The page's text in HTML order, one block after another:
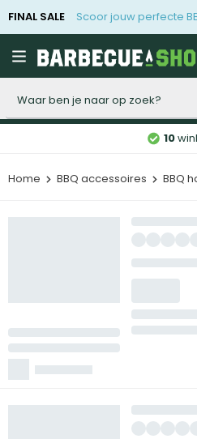
FINAL SALE Scoor jouw perfecte
10
Home BBQ accessoires BBQ